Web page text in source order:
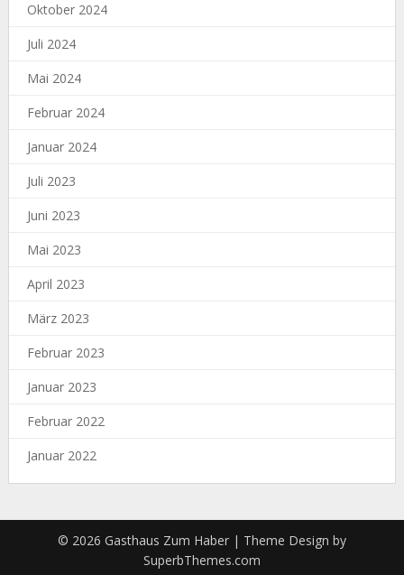
Oktober 2024
Juli 2024
Mai 2024
Februar 2024
Januar 2024
Juli 2023
Juni 2023
Mai 2023
April 2023
März 2023
Februar 2023
Januar 2023
Februar 2022
Januar 2022
© 2026 Gasthaus Zum Haber | Theme Design by
SuperbThemes.com